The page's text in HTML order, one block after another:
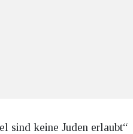
sind keine Juden erlaubt“